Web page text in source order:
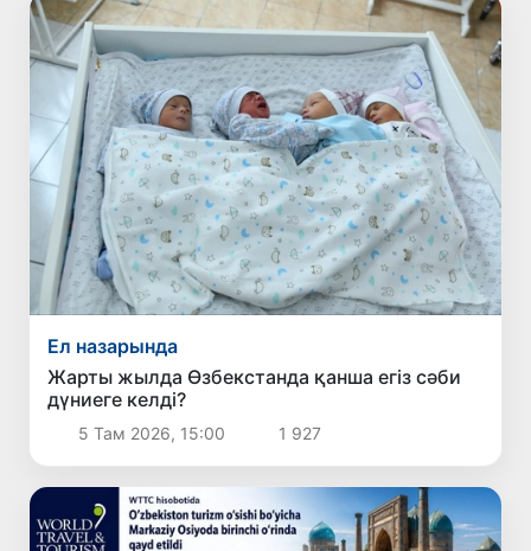
Ел назарында
Жарты жылда Өзбекстанда қанша егіз сәби
дүниеге келді?
5 Там 2026, 15:00 1 927